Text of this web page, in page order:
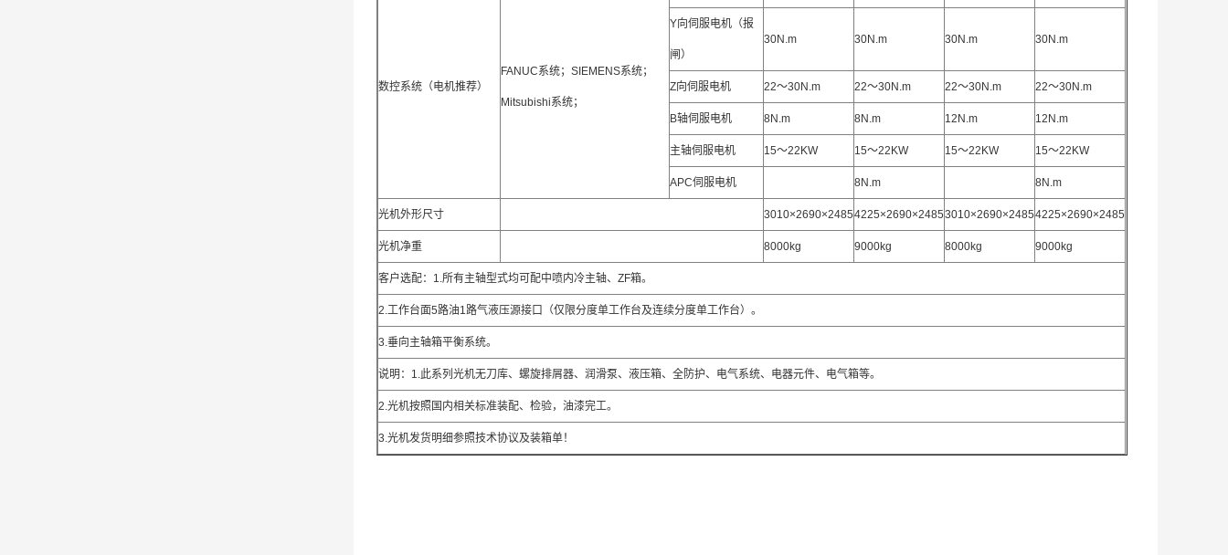
数控系统（电机推荐）
FANUC系统；SIEMENS系统；
Mitsubishi系统；
Y向伺服电机（报
闸）
30N.m 30N.m 30N.m 30N.m
Z向伺服电机 22～30N.m 22～30N.m 22～30N.m 22～30N.m
B轴伺服电机 8N.m 8N.m 12N.m 12N.m
主轴伺服电机 15～22KW 15～22KW 15～22KW 15～22KW
APC伺服电机 8N.m 8N.m
光机外形尺寸 3010×2690×24854225×2690×24853010×2690×24854225×2690×2485
光机净重 8000kg 9000kg 8000kg 9000kg
客户选配：1.所有主轴型式均可配中喷内冷主轴、ZF箱。
2.工作台面5路油1路气液压源接口（仅限分度单工作台及连续分度单工作台）。
3.垂向主轴箱平衡系统。
说明：1.此系列光机无刀库、螺旋排屑器、润滑泵、液压箱、全防护、电气系统、电器元件、电气箱等。
2.光机按照国内相关标准装配、检验，油漆完工。
3.光机发货明细参照技术协议及装箱单！